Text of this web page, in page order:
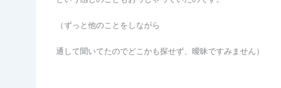
（ずっと他のことをしながら
通して聞いてたのでどこかも探せず、曖昧ですみません）